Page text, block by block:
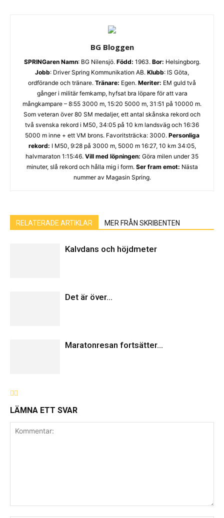
BG Bloggen
SPRINGaren Namn: BG Nilensjö. Född: 1963. Bor: Helsingborg.
Jobb: Driver Spring Kommunikation AB. Klubb: IS Göta,
ordförande och tränare. Tränare: Egen. Meriter: EM guld två
gånger i militär femkamp, hyfsat bra löpare för att vara
mångkampare – 8:55 3000 m, 15:20 5000 m, 31:51 på 10000 m.
Som veteran över 80 SM medaljer, ett antal skånska rekord och
två svenska rekord i M50, 34:05 på 10 km landsväg och 16:36
5000 m inne + ett VM brons. Favoritsträcka: 3000. Personliga
rekord: I M50, 9:28 på 3000 m, 5000 m 16:27, 10 km 34:05,
halvmaraton 1:15:46. Vill med löpningen: Göra milen under 35
minuter, slå rekord och hålla mig i form. Ser fram emot: Nästa
nummer av Magasin Spring.
RELATERADE ARTIKLAR MER FRÅN SKRIBENTEN
Kalvdans och höjdmeter
Det är över…
Maratonresan fortsätter…
LÄMNA ETT SVAR